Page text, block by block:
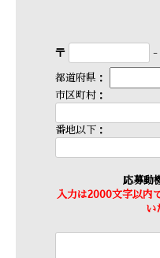
〒 -
都道府県：
市区町村：
番地以下：
応募動
入力は2000文字以内
い